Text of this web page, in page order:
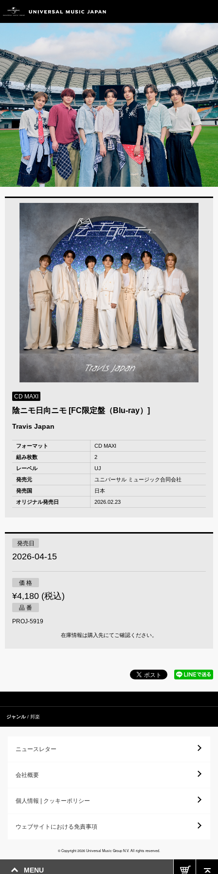
MENU
CD MAXI
陰ニモ日向ニモ [FC限定盤（Blu-ray）]
Travis Japan
フォーマット
CD MAXI
組み枚数
2
レーベル
UJ
発売元
ユニバーサル ミュージック合同会社
発売国
日本
オリジナル発売日
2026.02.23
発売日
2026-04-15
価 格
¥4,180 (税込)
品 番
PROJ-5919
在庫情報は購入先にてご確認ください。
ジャンル 邦楽
ニュースレター
会社概要
個人情報 | クッキーポリシー
ウェブサイトにおける免責事項
© Copyright 2026 Universal Music Group N.V. All rights reserved.